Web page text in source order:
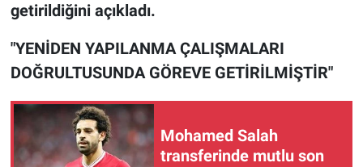
getirildiğini açıkladı.
"YENİDEN YAPILANMA ÇALIŞMALARI
DOĞRULTUSUNDA GÖREVE GETİRİLMİŞTİR"
Mohamed Salah
transferinde mutlu son